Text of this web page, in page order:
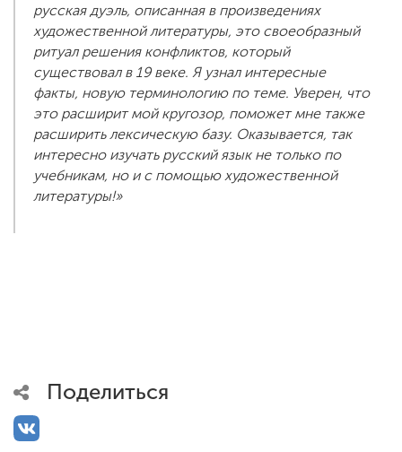
русская дуэль, описанная в произведениях
художественной литературы, это своеобразный
ритуал решения конфликтов, который
существовал в 19 веке. Я узнал интересные
факты, новую терминологию по теме. Уверен, что
это расширит мой кругозор, поможет мне также
расширить лексическую базу. Оказывается, так
интересно изучать русский язык не только по
учебникам, но и с помощью художественной
литературы!»
Поделиться